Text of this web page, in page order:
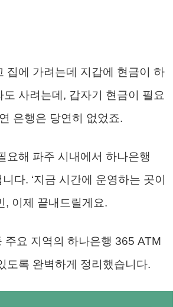
집에 가려는데 지갑에 현금이 하
사려는데, 갑자기 현금이 필요
은행은 당연히 없었죠.
요해 파주 시내에서 하나은행
다. ‘지금 시간에 운영하는 곳이
, 이제 끝내드릴게요.
요 지역의 하나은행 365 ATM
도록 완벽하게 정리했습니다.